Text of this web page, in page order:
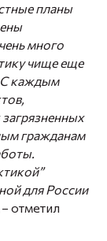
планы
много
чище еще
С каждым
гражданам
для России
отметил